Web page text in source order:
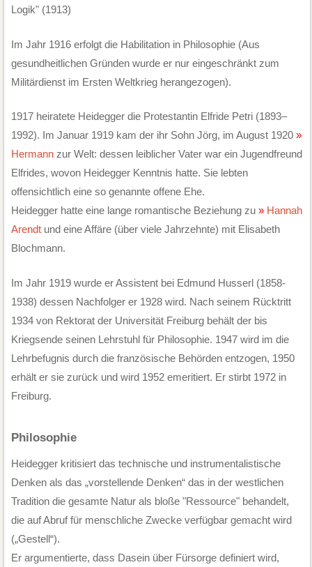
Logik" (1913)
Im Jahr 1916 erfolgt die Habilitation in Philosophie (Aus
gesundheitlichen Gründen wurde er nur eingeschränkt zum
Militärdienst im Ersten Weltkrieg herangezogen).
1917 heiratete Heidegger die Protestantin Elfride Petri (1893–
1992). Im Januar 1919 kam der ihr Sohn Jörg, im August 1920
Hermannzur Welt: dessen leiblicher Vater war ein Jugendfreund
Elfrides, wovon Heidegger Kenntnis hatte. Sie lebten
offensichtlich eine so genannte offene Ehe.
Heidegger hatte eine lange romantische Beziehung zu
Hannah
Arendtund eine Affäre (über viele Jahrzehnte) mit Elisabeth
Blochmann.
Im Jahr 1919 wurde er Assistent bei Edmund Husserl (1858-
1938) dessen Nachfolger er 1928 wird. Nach seinem Rücktritt
1934 von Rektorat der Universität Freiburg behält der bis
Kriegsende seinen Lehrstuhl für Philosophie. 1947 wird im die
Lehrbefugnis durch die französische Behörden entzogen, 1950
erhält er sie zurück und wird 1952 emeritiert. Er stirbt 1972 in
Freiburg.
Philosophie
Heidegger kritisiert das technische und instrumentalistische
Denken als das „vorstellende Denken“ das in der westlichen
Tradition die gesamte Natur als bloße "Ressource" behandelt,
die auf Abruf für menschliche Zwecke verfügbar gemacht wird
(„Gestell“).
Er argumentierte, dass Dasein über Fürsorge definiert wird,